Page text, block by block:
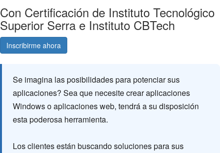
Con Certificación de Instituto Tecnológico
Superior Serra e Instituto CBTech
Inscribirme ahora
Se imagina las posibilidades para potenciar sus
aplicaciones? Sea que necesite crear aplicaciones
Windows o aplicaciones web, tendrá a su disposición
esta poderosa herramienta.
Los clientes están buscando soluciones para sus